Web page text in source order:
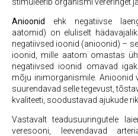
Anioonid
ehk negatiivse
aatomid) on eluliselt
negatiivsed ioonid (anioonid) –
ioonid, mille aatom omastas
negatiivsed ioonid omavad
mõju inimorganismile. Anioonid
suurendavad selle tegevust,
kvaliteeti, soodustavad ajukude
Vastavalt teadusuuringutele
veresooni, leevendavad